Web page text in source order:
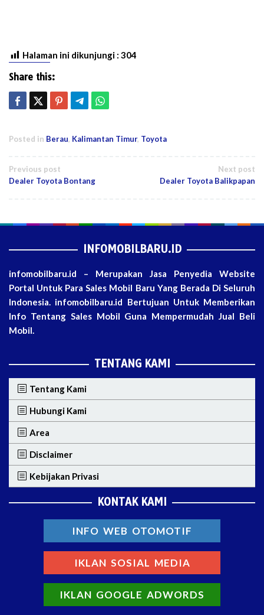
Halaman ini dikunjungi : 304
Share this:
Posted in Berau, Kalimantan Timur, Toyota
Post
Previous post
Dealer Toyota Bontang
Next post
Dealer Toyota Balikpapan
INFOMOBILBARU.ID
infomobilbaru.id – Merupakan Jasa Penyedia Website
Portal Untuk Para Sales Mobil Baru Yang Berada Di Seluruh
Indonesia. infomobilbaru.id Bertujuan Untuk Memberikan
Info Tentang Sales Mobil Guna Mempermudah Jual Beli
Mobil.
TENTANG KAMI
Tentang Kami
Hubungi Kami
Area
Disclaimer
Kebijakan Privasi
KONTAK KAMI
INFO WEB OTOMOTIF
IKLAN SOSIAL MEDIA
IKLAN GOOGLE ADWORDS